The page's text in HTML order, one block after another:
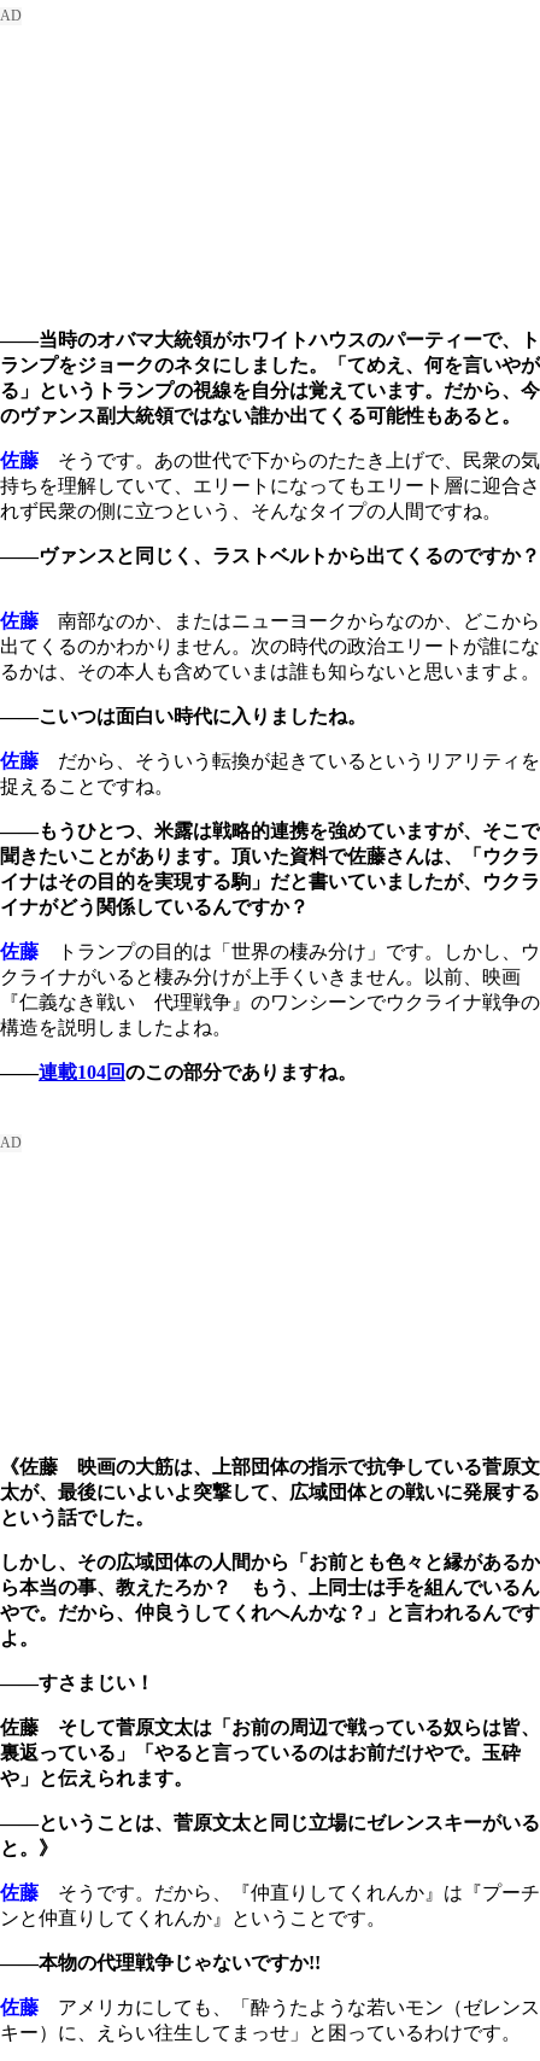
――当時のオバマ大統領がホワイトハウスのパーティーで、ト
ランプをジョークのネタにしました。「てめえ、何を言いやが
る」というトランプの視線を自分は覚えています。だから、今
のヴァンス副大統領ではない誰か出てくる可能性もあると。
佐藤 そうです。あの世代で下からのたたき上げで、民衆の気
持ちを理解していて、エリートになってもエリート層に迎合さ
れず民衆の側に立つという、そんなタイプの人間ですね。
――ヴァンスと同じく、ラストベルトから出てくるのですか？
佐藤 南部なのか、またはニューヨークからなのか、どこから
出てくるのかわかりません。次の時代の政治エリートが誰にな
るかは、その本人も含めていまは誰も知らないと思いますよ。
――こいつは面白い時代に入りましたね。
佐藤 だから、そういう転換が起きているというリアリティを
捉えることですね。
――もうひとつ、米露は戦略的連携を強めていますが、そこで
聞きたいことがあります。頂いた資料で佐藤さんは、「ウクラ
イナはその目的を実現する駒」だと書いていましたが、ウクラ
イナがどう関係しているんですか？
佐藤 トランプの目的は「世界の棲み分け」です。しかし、ウ
クライナがいると棲み分けが上手くいきません。以前、映画
『仁義なき戦い 代理戦争』のワンシーンでウクライナ戦争の
構造を説明しましたよね。
――連載104回のこの部分でありますね。
《佐藤 映画の大筋は、上部団体の指示で抗争している菅原文
太が、最後にいよいよ突撃して、広域団体との戦いに発展する
という話でした。
しかし、その広域団体の人間から「お前とも色々と縁があるか
ら本当の事、教えたろか？ もう、上同士は手を組んでいるん
やで。だから、仲良うしてくれへんかな？」と言われるんです
よ。
――すさまじい！
佐藤 そして菅原文太は「お前の周辺で戦っている奴らは皆、
裏返っている」「やると言っているのはお前だけやで。玉砕
や」と伝えられます。
――ということは、菅原文太と同じ立場にゼレンスキーがいる
と。》
佐藤 そうです。だから、『仲直りしてくれんか』は『プーチ
ンと仲直りしてくれんか』ということです。
――本物の代理戦争じゃないですか!!
佐藤 アメリカにしても、「酔うたような若いモン（ゼレンス
キー）に、えらい往生してまっせ」と困っているわけです。